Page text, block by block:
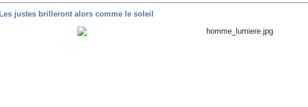
Les justes brilleront alors comme le soleil